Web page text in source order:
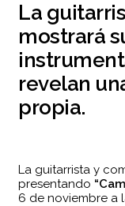
La
mostrará
revelan
propia.
La guitarrista y
presentando
6 de noviembre a